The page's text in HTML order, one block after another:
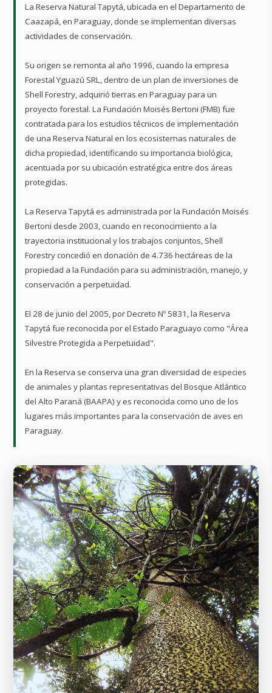
La Reserva Natural Tapytá, ubicada en el Departamento de
Caazapá, en Paraguay, donde se implementan diversas
actividades de conservación.
Su origen se remonta al año 1996, cuando la empresa
Forestal Yguazú SRL, dentro de un plan de inversiones de
Shell Forestry, adquirió tierras en Paraguay para un
proyecto forestal. La Fundación Moisés Bertoni (FMB) fue
contratada para los estudios técnicos de implementación
de una Reserva Natural en los ecosistemas naturales de
dicha propiedad, identificando su importancia biológica,
acentuada por su ubicación estratégica entre dos áreas
protegidas.
La Reserva Tapytá es administrada por la Fundación Moisés
Bertoni desde 2003, cuando en reconocimiento a la
trayectoria institucional y los trabajos conjuntos, Shell
Forestry concedió en donación de 4.736 hectáreas de la
propiedad a la Fundación para su administración, manejo, y
conservación a perpetuidad.
El 28 de junio del 2005, por Decreto Nº 5831, la Reserva
Tapytá fue reconocida por el Estado Paraguayo como "Área
Silvestre Protegida a Perpetuidad".
En la Reserva se conserva una gran diversidad de especies
de animales y plantas representativas del Bosque Atlántico
del Alto Paraná (BAAPA) y es reconocida como uno de los
lugares más importantes para la conservación de aves en
Paraguay.